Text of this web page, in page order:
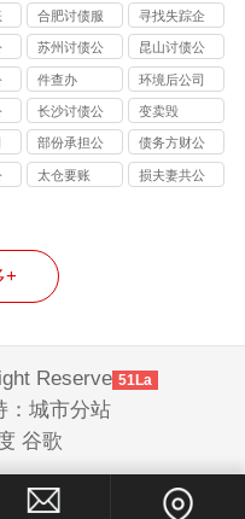
合肥讨债服
务
寻找失踪企
业和个人
苏州讨债公
司
昆山讨债公
司
件查办 环境后公司
长沙讨债公
司
变卖毁
部份承担公
司
债务方财公
司
太仓要账
损夫妻共公
+
Reserve 51La
城市分站
谷歌